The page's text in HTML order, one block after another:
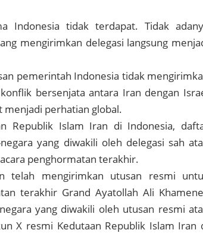
Indonesia tidak terdapat. Tidak
mengirimkan delegasi langsung
pemerintah Indonesia tidak
bersenjata antara Iran dengan
menjadi perhatian global.
Republik Islam Iran di Indonesia,
yang diwakili oleh delegasi sah
penghormatan terakhir.
telah mengirimkan utusan resmi
terakhir Grand Ayatollah Ali
yang diwakili oleh utusan resmi
X resmi Kedutaan Republik Islam Iran